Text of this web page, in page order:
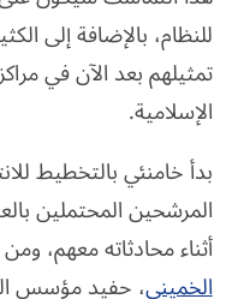
للنظام، بالإضافة إلى
تمثيلهم بعد الآن في
الإسلامية.
بدأ خامنئي بالتخطيط
المرشحين المحتملين
أثناء محادثاته معهم،
الخميني، حفيد مؤسس